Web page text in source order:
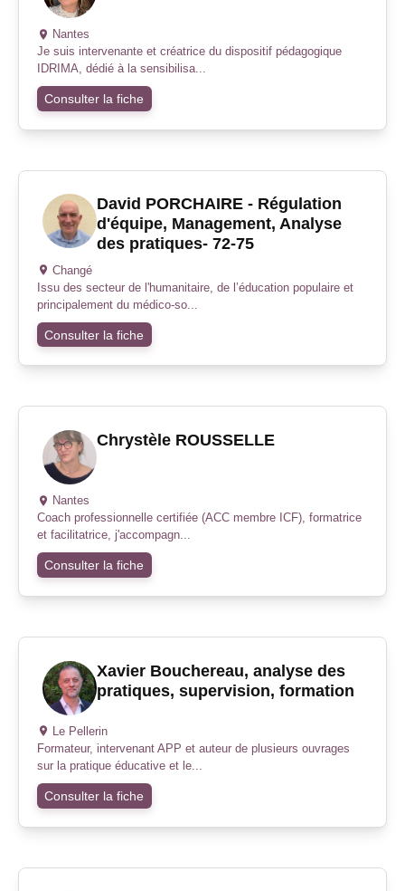
Nantes
Je suis intervenante et créatrice du dispositif pédagogique
IDRIMA, dédié à la sensibilisa...
Consulter la fiche
David PORCHAIRE - Régulation
d'équipe, Management, Analyse
des pratiques- 72-75
Changé
Issu des secteur de l'humanitaire, de l’éducation populaire et
principalement du médico-so...
Consulter la fiche
Chrystèle ROUSSELLE
Nantes
Coach professionnelle certifiée (ACC membre ICF), formatrice
et facilitatrice, j'accompagn...
Consulter la fiche
Xavier Bouchereau, analyse des
pratiques, supervision, formation
Le Pellerin
Formateur, intervenant APP et auteur de plusieurs ouvrages
sur la pratique éducative et le...
Consulter la fiche